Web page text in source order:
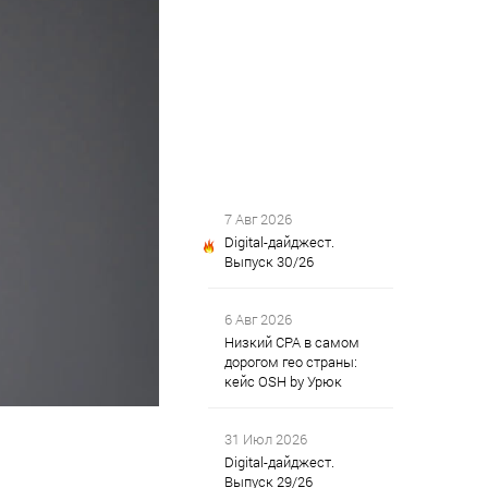
7 Авг 2026
Digital-дайджест.
Выпуск 30/26
6 Авг 2026
Низкий CPA в самом
дорогом гео страны:
кейс OSH by Урюк
31 Июл 2026
Digital-дайджест.
Выпуск 29/26